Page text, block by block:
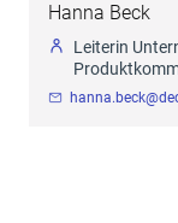
Hanna Beck
Leiterin